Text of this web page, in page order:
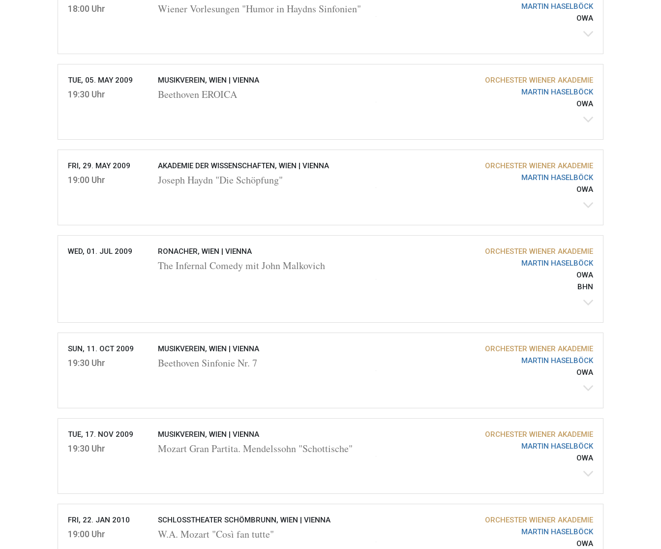
18:00 Uhr Wiener Vorlesungen "Humor in Haydns Sinfonien"
MARTIN HASELBÖCK
OWA
TUE, 05. MAY 2009
19:30 Uhr
MUSIKVEREIN, WIEN | VIENNA
Beethoven EROICA
ORCHESTER WIENER AKADEMIE
MARTIN HASELBÖCK
OWA
FRI, 29. MAY 2009
19:00 Uhr
AKADEMIE DER WISSENSCHAFTEN, WIEN | VIENNA
Joseph Haydn "Die Schöpfung"
ORCHESTER WIENER AKADEMIE
MARTIN HASELBÖCK
OWA
WED, 01. JUL 2009 RONACHER, WIEN | VIENNA
The Infernal Comedy mit John Malkovich
ORCHESTER WIENER AKADEMIE
MARTIN HASELBÖCK
OWA
BHN
SUN, 11. OCT 2009
19:30 Uhr
MUSIKVEREIN, WIEN | VIENNA
Beethoven Sinfonie Nr. 7
ORCHESTER WIENER AKADEMIE
MARTIN HASELBÖCK
OWA
TUE, 17. NOV 2009
19:30 Uhr
MUSIKVEREIN, WIEN | VIENNA
Mozart Gran Partita. Mendelssohn "Schottische"
ORCHESTER WIENER AKADEMIE
MARTIN HASELBÖCK
OWA
FRI, 22. JAN 2010
19:00 Uhr
SCHLOSSTHEATER SCHÖMBRUNN, WIEN | VIENNA
W.A. Mozart "Così fan tutte"
ORCHESTER WIENER AKADEMIE
MARTIN HASELBÖCK
OWA